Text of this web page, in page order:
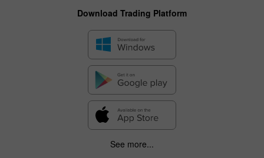
Download Trading Platform
See more...